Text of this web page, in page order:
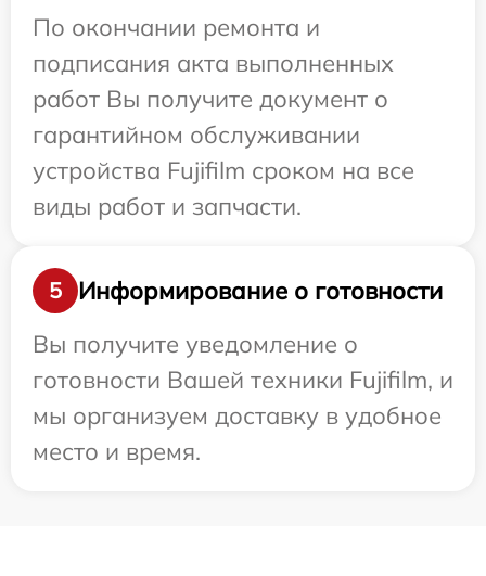
По окончании ремонта и
подписания акта выполненных
работ Вы получите документ о
гарантийном обслуживании
устройства Fujifilm сроком на все
виды работ и запчасти.
5
Информирование о готовности
Вы получите уведомление о
готовности Вашей техники Fujifilm, и
мы организуем доставку в удобное
место и время.